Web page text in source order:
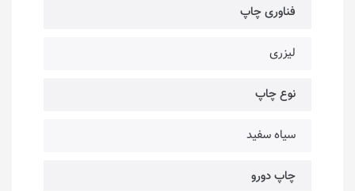
فناوری چاپ
لیزری
نوع چاپ
سیاه سفید
چاپ دورو